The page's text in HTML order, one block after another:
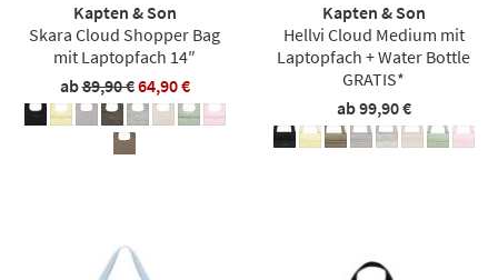
Kapten & Son
Skara Cloud Shopper Bag
mit Laptopfach 14″
ab89,90 €64,90 €
Kapten & Son
Hellvi Cloud Medium mit
Laptopfach + Water Bottle
GRATIS*
ab 99,90 €